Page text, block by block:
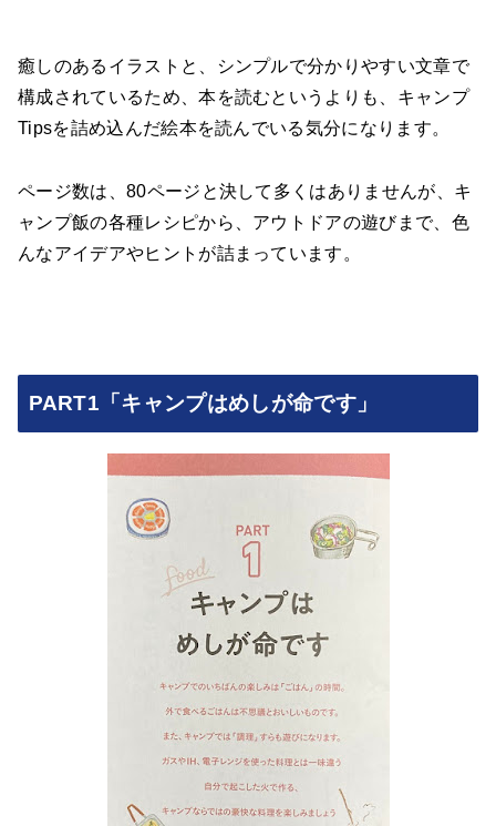
癒しのあるイラストと、シンプルで分かりやすい文章で
構成されているため、本を読むというよりも、キャンプ
Tipsを詰め込んだ絵本を読んでいる気分になります。
ページ数は、80ページと決して多くはありませんが、キ
ャンプ飯の各種レシピから、アウトドアの遊びまで、色
んなアイデアやヒントが詰まっています。
PART1「キャンプはめしが命です」